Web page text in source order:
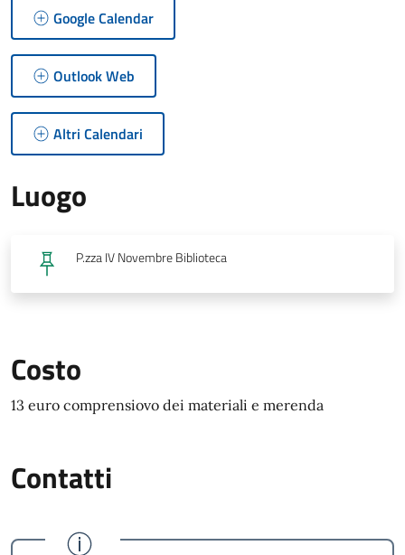
Google Calendar
Outlook Web
Altri Calendari
Luogo
P.zza IV Novembre Biblioteca
Costo
13 euro comprensiovo dei materiali e merenda
Contatti